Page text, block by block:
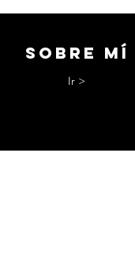
Sobre mí
Ir >